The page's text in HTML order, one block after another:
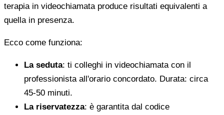
terapia in videochiamata produce risultati equivalenti a
quella in presenza.
Ecco come funziona:
La seduta: ti colleghi in videochiamata con il
professionista all'orario concordato. Durata: circa
45-50 minuti.
La riservatezza: è garantita dal codice